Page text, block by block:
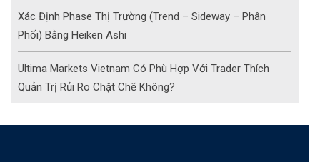
Xác Định Phase Thị Trường (Trend – Sideway – Phân
Phối) Bằng Heiken Ashi
Ultima Markets Vietnam Có Phù Hợp Với Trader Thích
Quản Trị Rủi Ro Chặt Chẽ Không?